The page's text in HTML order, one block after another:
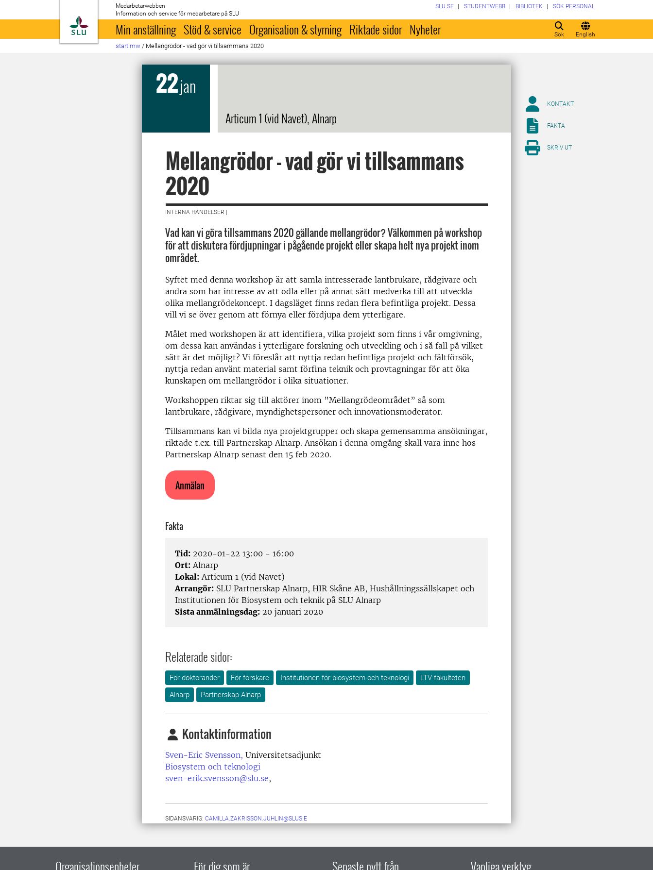
Till startsida
Medarbetarwebben
Information och service för medarbetare på SLU
Sök English
SLU.SE STUDENTWEBB BIBLIOTEK SÖK PERSONAL
Min anställning Stöd & service Organisation & styrning Riktade sidor Nyheter
start mw / Mellangrödor - vad gör vi tillsammans 2020
22jan
Articum 1 (vid Navet), Alnarp
Mellangrödor - vad gör vi tillsammans
2020
INTERNA HÄNDELSER |
Vad kan vi göra tillsammans 2020 gällande mellangrödor? Välkommen på workshop
för att diskutera fördjupningar i pågående projekt eller skapa helt nya projekt inom
området.
Syftet med denna workshop är att samla intresserade lantbrukare, rådgivare och
andra som har intresse av att odla eller på annat sätt medverka till att utveckla
olika mellangrödekoncept. I dagsläget finns redan flera befintliga projekt. Dessa
vill vi se över genom att förnya eller fördjupa dem ytterligare.
Målet med workshopen är att identifiera, vilka projekt som finns i vår omgivning,
om dessa kan användas i ytterligare forskning och utveckling och i så fall på vilket
sätt är det möjligt? Vi föreslår att nyttja redan befintliga projekt och fältförsök,
nyttja redan använt material samt förfina teknik och provtagningar för att öka
kunskapen om mellangrödor i olika situationer.
Workshoppen riktar sig till aktörer inom ”Mellangrödeområdet” så som
lantbrukare, rådgivare, myndighetspersoner och innovationsmoderator.
Tillsammans kan vi bilda nya projektgrupper och skapa gemensamma ansökningar,
riktade t.ex. till Partnerskap Alnarp. Ansökan i denna omgång skall vara inne hos
Partnerskap Alnarp senast den 15 feb 2020.
Anmälan
Fakta
Tid: 2020-01-22 13:00 - 16:00
Ort: Alnarp
Lokal: Articum 1 (vid Navet)
Arrangör: SLU Partnerskap Alnarp, HIR Skåne AB, Hushållningssällskapet och
Institutionen för Biosystem och teknik på SLU Alnarp
Sista anmälningsdag: 20 januari 2020
Relaterade sidor:
För doktorander För forskare Institutionen för biosystem och teknologi
LTV-fakulteten
Alnarp
Partnerskap Alnarp
Kontaktinformation
Sven-Eric Svensson, Universitetsadjunkt
Biosystem och teknologi
sven-erik.svensson@slu.se,
SIDANSVARIG: CAMILLA.ZAKRISSON.JUHLIN@SLUS.E
KONTAKT
FAKTA
SKRIV UT
Organisationsenheter För dig som är Senaste nytt från Vanliga verktyg